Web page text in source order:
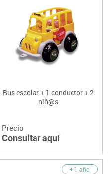
Bus escolar + 1 conductor + 2
niñ@s
Precio
Consultar aquí
+ 1 año